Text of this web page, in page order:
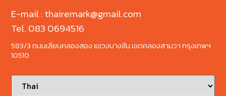
E-mail : thairemark@gmail.com
Tel. 083 0694516
583/3 ถนนเลียบคลองสอง แขวงบางชัน เขตคลองสามวา กรุงเทพฯ
10510